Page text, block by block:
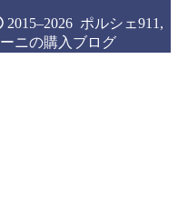
2015–2026 ポルシェ911,
ニの購入ブログ